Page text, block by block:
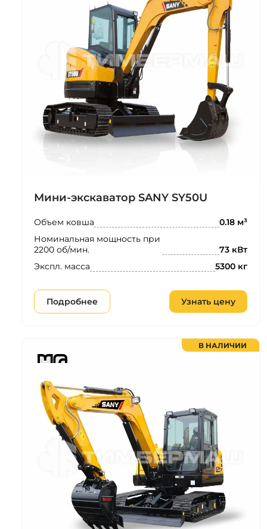
Мини-экскаватор SANY SY50U
Объем ковша 0.18 м³
Номинальная мощность при
2200 об/мин.
73 кВт
Экспл. масса 5300 кг
Подробнее Узнать цену
В НАЛИЧИИ